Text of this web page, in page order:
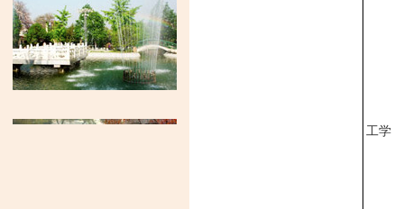
工学